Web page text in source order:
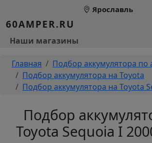
Перейти к основному содержанию
Ярославль
60AMPER.RU
Основное меню 1
Наши магазины
Строка навигации
Главная
Подбор аккумулятора
Подбор аккумулятора на Toyota
Подбор аккумулятора на Toyota
Подбор
Toyota Sequoia I